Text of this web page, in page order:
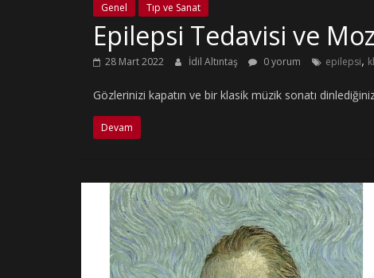
Genel Tıp ve Sanat
Epilepsi Tedavisi ve
28 Mart 2022 İdil Altıntaş 0 yorum epilepsi,
Gözlerinizi kapatın ve bir klasik müzik sonatı
Devam